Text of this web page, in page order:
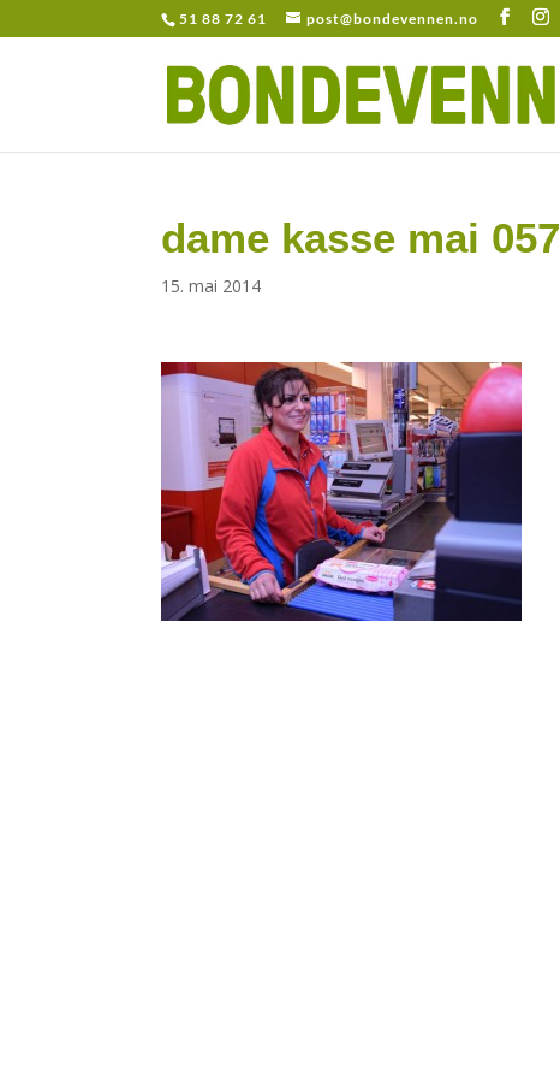
51 88 72 61 post@bondevennen.no
dame kasse mai 057
15. mai 2014